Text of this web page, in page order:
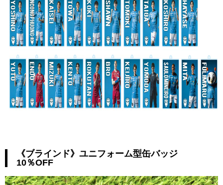
《ブラインド》ユニフォーム型缶バッジ
10％OFF